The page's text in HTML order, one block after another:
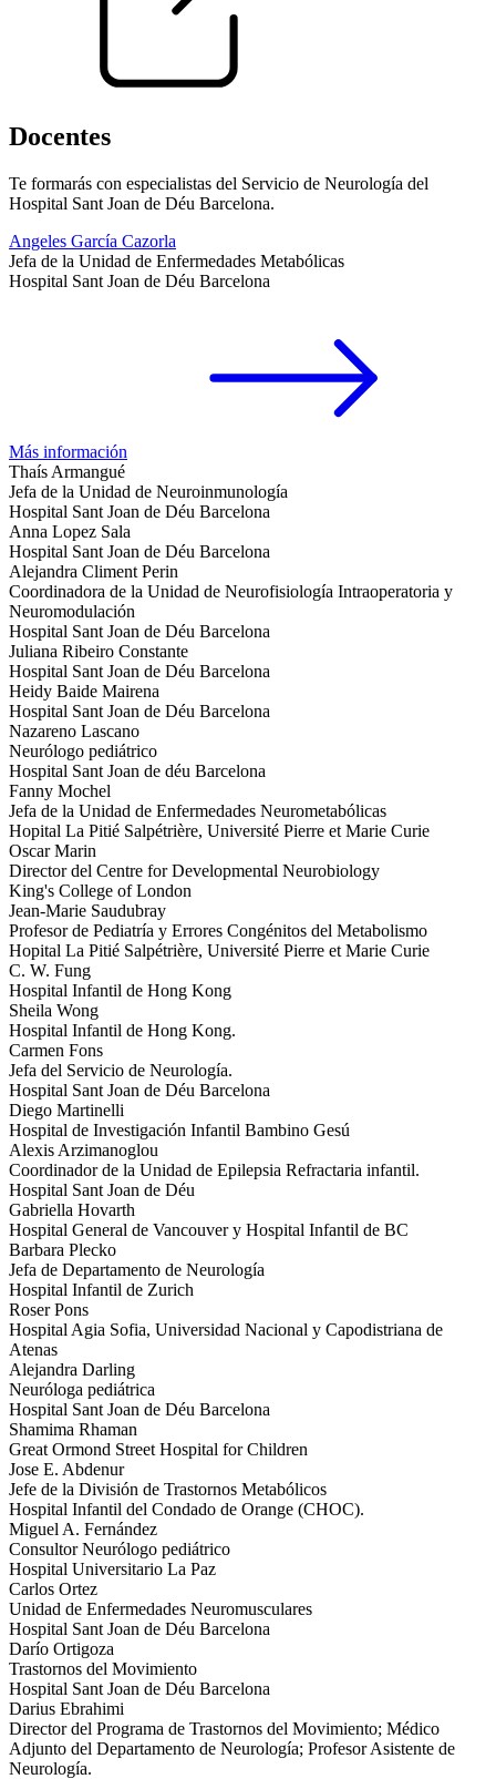
Docentes
Te formarás con especialistas del Servicio de Neurología del
Hospital Sant Joan de Déu Barcelona.
Angeles García Cazorla
Jefa de la Unidad de Enfermedades Metabólicas
Hospital Sant Joan de Déu Barcelona
Más información
Thaís Armangué
Jefa de la Unidad de Neuroinmunología
Hospital Sant Joan de Déu Barcelona
Anna Lopez Sala
Hospital Sant Joan de Déu Barcelona
Alejandra Climent Perin
Coordinadora de la Unidad de Neurofisiología Intraoperatoria y
Neuromodulación
Hospital Sant Joan de Déu Barcelona
Juliana Ribeiro Constante
Hospital Sant Joan de Déu Barcelona
Heidy Baide Mairena
Hospital Sant Joan de Déu Barcelona
Nazareno Lascano
Neurólogo pediátrico
Hospital Sant Joan de déu Barcelona
Fanny Mochel
Jefa de la Unidad de Enfermedades Neurometabólicas
Hopital La Pitié Salpétrière, Université Pierre et Marie Curie
Oscar Marin
Director del Centre for Developmental Neurobiology
King's College of London
Jean-Marie Saudubray
Profesor de Pediatría y Errores Congénitos del Metabolismo
Hopital La Pitié Salpétrière, Université Pierre et Marie Curie
C. W. Fung
Hospital Infantil de Hong Kong
Sheila Wong
Hospital Infantil de Hong Kong.
Carmen Fons
Jefa del Servicio de Neurología.
Hospital Sant Joan de Déu Barcelona
Diego Martinelli
Hospital de Investigación Infantil Bambino Gesú
Alexis Arzimanoglou
Coordinador de la Unidad de Epilepsia Refractaria infantil.
Hospital Sant Joan de Déu
Gabriella Hovarth
Hospital General de Vancouver y Hospital Infantil de BC
Barbara Plecko
Jefa de Departamento de Neurología
Hospital Infantil de Zurich
Roser Pons
Hospital Agia Sofia, Universidad Nacional y Capodistriana de
Atenas
Alejandra Darling
Neuróloga pediátrica
Hospital Sant Joan de Déu Barcelona
Shamima Rhaman
Great Ormond Street Hospital for Children
Jose E. Abdenur
Jefe de la División de Trastornos Metabólicos
Hospital Infantil del Condado de Orange (CHOC).
Miguel A. Fernández
Consultor Neurólogo pediátrico
Hospital Universitario La Paz
Carlos Ortez
Unidad de Enfermedades Neuromusculares
Hospital Sant Joan de Déu Barcelona
Darío Ortigoza
Trastornos del Movimiento
Hospital Sant Joan de Déu Barcelona
Darius Ebrahimi
Director del Programa de Trastornos del Movimiento; Médico
Adjunto del Departamento de Neurología; Profesor Asistente de
Neurología.